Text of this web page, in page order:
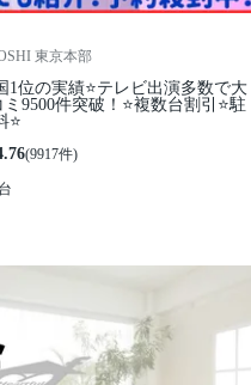
東京本部
1位の実績⭐テレビ出演多数で大
ミ9500件突破！⭐複数台割引⭐駐
⭐
(9917件)